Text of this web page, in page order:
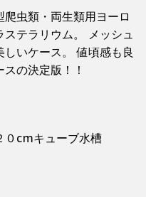
虫類・両生類用ヨーロ
テラリウム。 メッシュ
いケース。 値頃感も良
の決定版！！
０cmキューブ水槽